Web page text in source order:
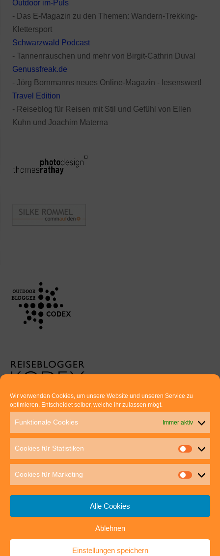
Wir verwenden Cookies, um unsere Website und unseren Service zu
optimieren. Entscheidet selber, welche ihr zulassen mögt.
Funktionale Cookies Immer aktiv
Cookies für Statistiken
Cookies für Marketing
Alle Cookies
Ablehnen
Einstellungen speichern
Outdoor im-Puls
- Das E-Magazin zu den Themen: Wandern-Trekking-
Klettersport
Schwarzwald Podcast
- Tannenrauschen und mehr von Birgit-Cathrin Duval
Genussfreak.de
- Jörg Bornmanns neues Online-Magazin - lesenswert!
Travel Edition
- Reiseblog für Reisen mit Stil und Gefühl von Ellen
Kuhn und Joachim Materna
Euer direkter Draht zu uns:
Thomas Rathay und Silke Rommel
70563 Stuttgart
post@outdoor-hochgenuss.de
IMPRESSUM DATENSCHUTZ